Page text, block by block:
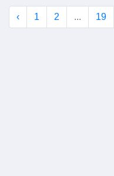
‹ 1 2 ... 19